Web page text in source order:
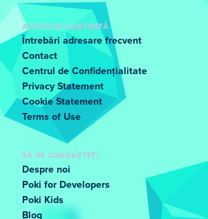
AJUTOR ȘI ASISTENȚĂ
Întrebări adresare frecvent
Contact
Centrul de Confidențialitate
Privacy Statement
Cookie Statement
Terms of Use
SĂ NE CUNOAȘTEȚI
Despre noi
Poki for Developers
Poki Kids
Blog